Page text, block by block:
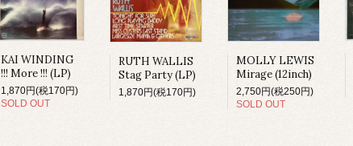
KAI WINDING
!!! More !!! (LP)
1,870円(税170円)
SOLD OUT
RUTH WALLIS
Stag Party (LP)
1,870円(税170円)
MOLLY LEWIS
Mirage (12inch)
2,750円(税250円)
SOLD OUT